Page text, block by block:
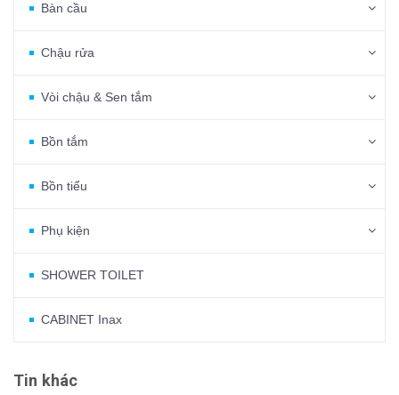
Bàn cầu
Chậu rửa
Vòi chậu & Sen tắm
Bồn tắm
Bồn tiểu
Phụ kiện
SHOWER TOILET
CABINET Inax
Tin khác